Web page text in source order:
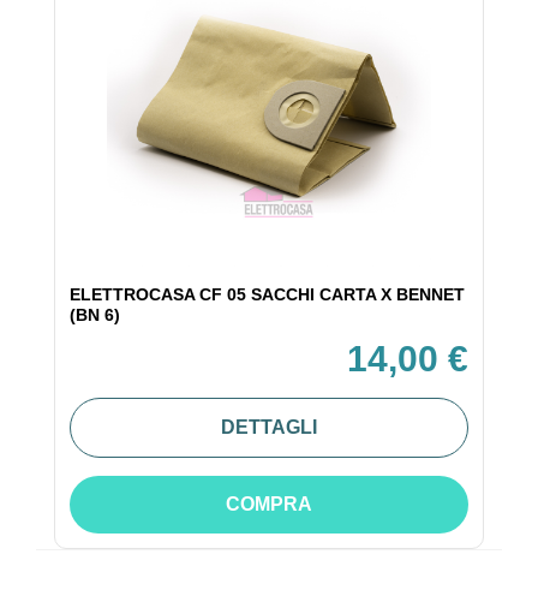
ELETTROCASA CF 05 SACCHI CARTA X BENNET
(BN 6)
14,00 €
DETTAGLI
COMPRA